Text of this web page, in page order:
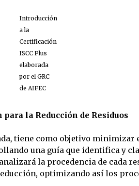
Introducción
a la
Certificación
ISCC Plus
elaborada
por el GRC
de AIFEC
la Reducción de Residuos
tiene como objetivo minimizar
una guía que identifica y
la procedencia de cada
optimizando así los